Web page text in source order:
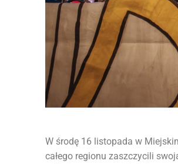
W środę 16 listopada w
całego regionu zaszczycili